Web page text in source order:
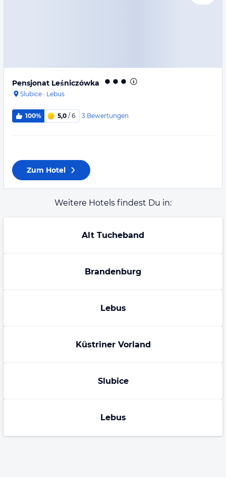
Pensjonat Leśniczówka
Slubice · Lebus
100% 5,0 / 6 3 Bewertungen
Zum Hotel
Weitere Hotels findest Du in:
Alt Tucheband
Brandenburg
Lebus
Küstriner Vorland
Slubice
Lebus